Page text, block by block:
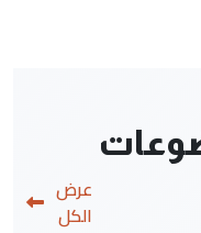
عرض
الكل